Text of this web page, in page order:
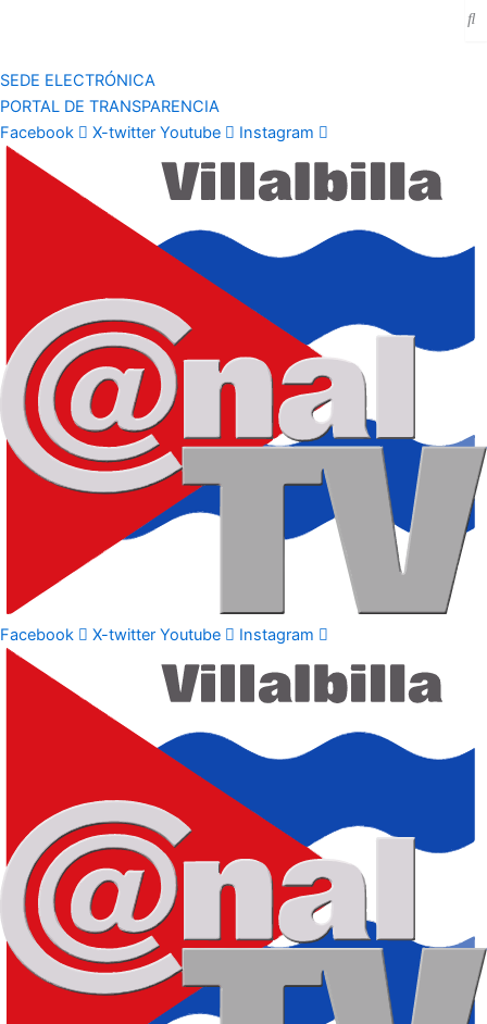
SEDE ELECTRÓNICA
PORTAL DE TRANSPARENCIA
Facebook
X-twitter Youtube Instagram
Facebook X-twitter Youtube Instagram